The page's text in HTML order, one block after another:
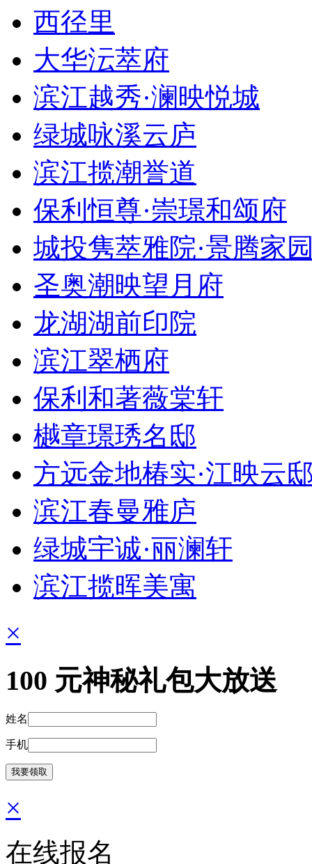
西径里
大华沄萃府
滨江越秀·澜映悦城
绿城咏溪云庐
滨江揽潮誉道
保利恒尊·崇璟和颂府
城投隽萃雅院·景腾家
圣奥潮映望月府
龙湖湖前印院
滨江翠栖府
保利和著薇棠轩
樾章璟琇名邸
方远金地椿实·江映云
滨江春曼雅庐
绿城宇诚·丽澜轩
滨江揽晖美寓
×
100 元神秘礼包大放送
姓名
手机
×
在线报名